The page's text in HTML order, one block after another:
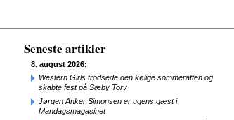
Seneste artikler
8. august 2026:
Western Girls trodsede den kølige sommeraften og
skabte fest på Sæby Torv
Jørgen Anker Simonsen er ugens gæst i
Mandagsmagasinet